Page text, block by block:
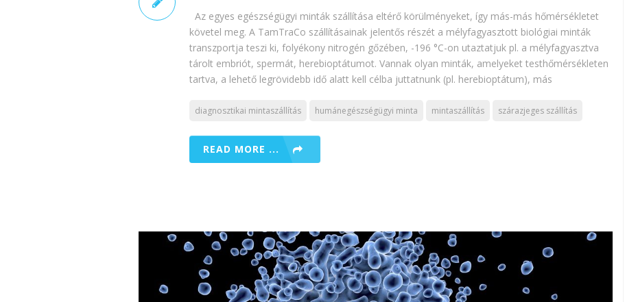
Az egyes egészségügyi minták szállítása eltérő körülményeket, így más-más hőmérsékletet
követel meg. A TamTraCo szállításainak jelentős részét a mélyfagyasztott biológiai minták
transzportja teszi ki, folyékony nitrogén gőzében, -196 °C-on utaztatjuk pl. a mélyfagyasztva
tárolt embriót, spermát, herebioptátumot. Vannak olyan minták, amelyeket testhőmérsékleten
tartva, a lehető legrövidebb idő alatt kell célba juttatnunk (pl. herebioptátum), más
diagnosztikai mintaszállítás humánegészségügyi minta mintaszállítás szárazjeges szállítás
READ MORE ...